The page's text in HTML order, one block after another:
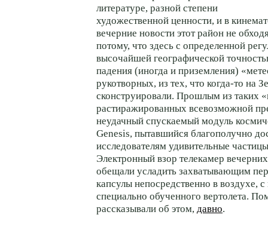
литературе, разной степени
художественной ценности, и в
вечерние новости этот район не
потому, что здесь с определенной
высочайшей географической
падения (иногда и приземления)
рукотворных, из тех, что когда-то на
сконструировали. Прошлым из таких
растиражированных всевозможной
неудачный спускаемый модуль
Genesis, пытавшийся благополучно
исследователям удивительные
Электронный взор телекамер
обещали усладить захватывающим
капсулы непосредственно в воздухе,
специально обученного вертолета.
рассказывали об этом, давно.